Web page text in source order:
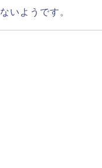
ないようです。